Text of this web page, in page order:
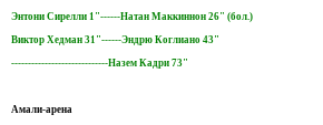
Энтони Сирелли 1"------Натан Маккиннон 26" (бол.)
Виктор Хедман 31"------Эндрю Коглиано 43"
-----------------------------Назем Кадри 73"
Амали-арена